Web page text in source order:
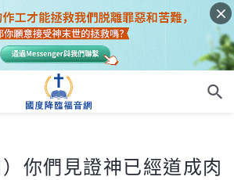
你們見證神已經道成肉